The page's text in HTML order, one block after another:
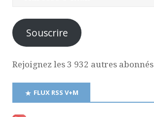
Souscrire
Rejoignez les 3 932 autres abonnés
FLUX RSS V+M